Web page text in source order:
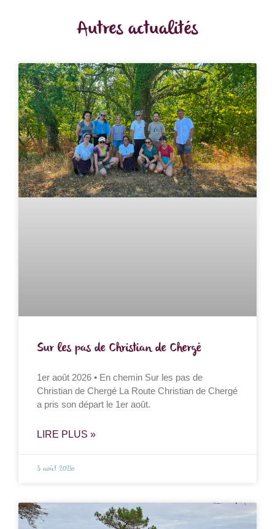
Autres actualités
Sur les pas de Christian de Chergé
1er août 2026 • En chemin Sur les pas de
Christian de Chergé La Route Christian de Chergé
a pris son départ le 1er août.
LIRE PLUS »
3 août 2026